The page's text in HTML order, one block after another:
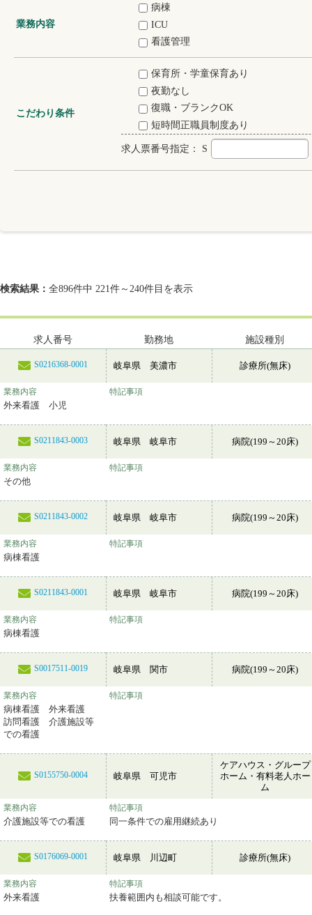
業務内容
病棟
ICU
看護管理
こだわり条件
保育所・学童保育あり
夜勤なし
復職・ブランクOK
短時間正職員制度あり
求人票番号指定： S
検索結果： 全896件中 221件～240件目を表示
求人番号 勤務地 施設種別
S0216368-0001 岐阜県 美濃市 診療所(無床)
業務内容
外来看護 小児
特記事項
S0211843-0003 岐阜県 岐阜市 病院(199～20床)
業務内容
その他
特記事項
S0211843-0002 岐阜県 岐阜市 病院(199～20床)
業務内容
病棟看護
特記事項
S0211843-0001 岐阜県 岐阜市 病院(199～20床)
業務内容
病棟看護
特記事項
S0017511-0019 岐阜県 関市 病院(199～20床)
業務内容
病棟看護 外来看護
訪問看護 介護施設等
での看護
特記事項
S0155750-0004 岐阜県 可児市
ケアハウス・グループ
ホーム・有料老人ホー
ム
業務内容
介護施設等での看護
特記事項
同一条件での雇用継続あり
S0176069-0001 岐阜県 川辺町 診療所(無床)
業務内容
外来看護
特記事項
扶養範囲内も相談可能です。